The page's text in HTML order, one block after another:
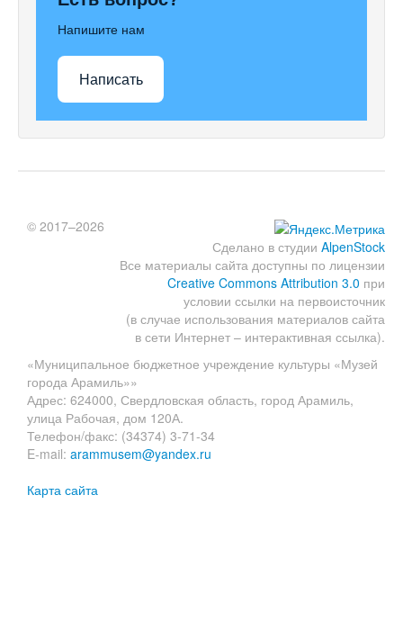
Напишите нам
Написать
Сделано в студии AlpenStock
Все материалы сайта доступны по лицензии
Creative Commons Attribution 3.0 при
условии ссылки на первоисточник
(в случае использования материалов сайта
в сети Интернет – интерактивная ссылка).
© 2017–2026
«Муниципальное бюджетное учреждение культуры «Музей
города Арамиль»»
Адрес: 624000, Свердловская область, город Арамиль,
улица Рабочая, дом 120А.
Телефон/факс: (34374) 3-71-34
E-mail: arammusem@yandex.ru
Карта сайта